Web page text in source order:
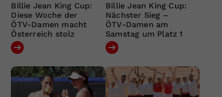
Billie Jean King Cup:
Diese Woche der
ÖTV-Damen macht
Österreich stolz
Billie Jean King Cup:
Nächster Sieg –
ÖTV-Damen am
Samstag um Platz 1